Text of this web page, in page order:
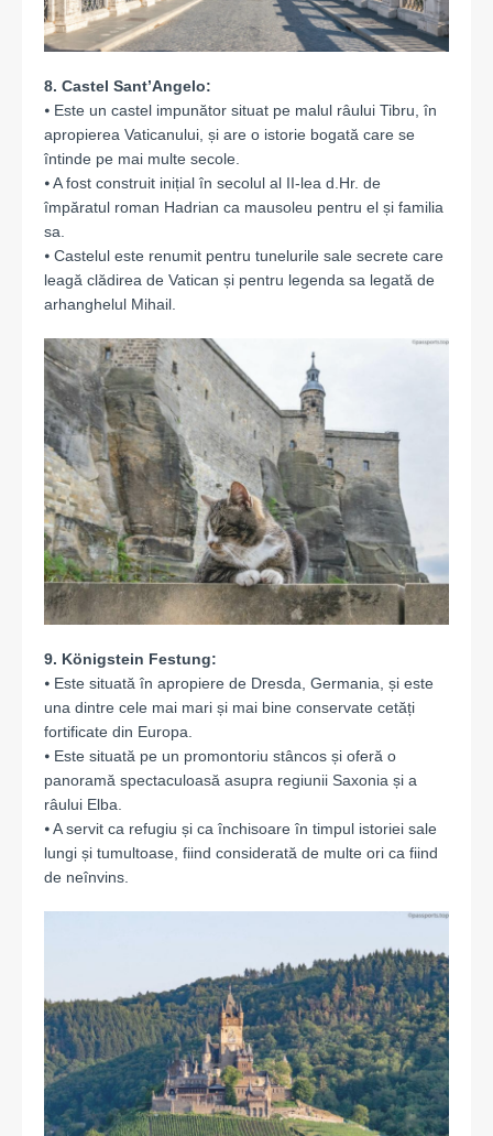
8. Castel Sant’Angelo:
⦁ Este un castel impunător situat pe malul râului Tibru, în
apropierea Vaticanului, și are o istorie bogată care se
întinde pe mai multe secole.
⦁ A fost construit inițial în secolul al II-lea d.Hr. de
împăratul roman Hadrian ca mausoleu pentru el și familia
sa.
⦁ Castelul este renumit pentru tunelurile sale secrete care
leagă clădirea de Vatican și pentru legenda sa legată de
arhanghelul Mihail.
9. Königstein Festung:
⦁ Este situată în apropiere de Dresda, Germania, și este
una dintre cele mai mari și mai bine conservate cetăți
fortificate din Europa.
⦁ Este situată pe un promontoriu stâncos și oferă o
panoramă spectaculoasă asupra regiunii Saxonia și a
râului Elba.
⦁ A servit ca refugiu și ca închisoare în timpul istoriei sale
lungi și tumultoase, fiind considerată de multe ori ca fiind
de neînvins.